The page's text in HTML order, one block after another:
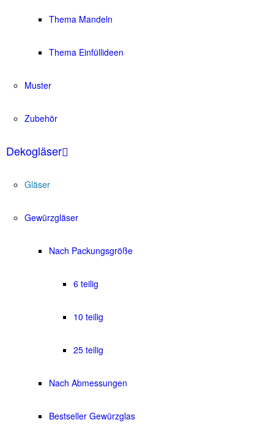
Thema Mandeln
Thema Einfüllideen
Muster
Zubehör
Dekogläser
Gläser
Gewürzgläser
Nach Packungsgröße
6 teilig
10 teilig
25 teilig
Nach Abmessungen
Bestseller Gewürzglas